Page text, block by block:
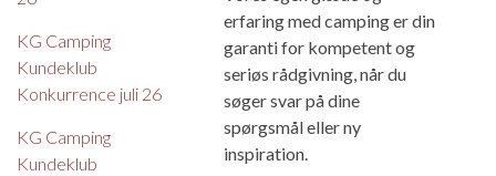
KG Camping
Kundeklub
Konkurrence juli 26
KG Camping
Kundeklub
erfaring med camping er din
garanti for kompetent og
seriøs rådgivning, når du
søger svar på dine
spørgsmål eller ny
inspiration.